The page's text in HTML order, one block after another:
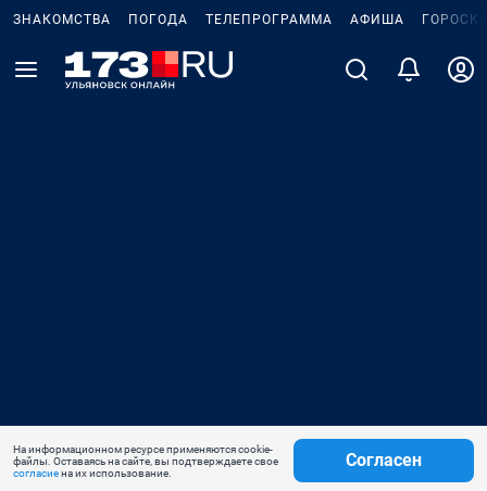
ЗНАКОМСТВА ПОГОДА ТЕЛЕПРОГРАММА АФИША
На информационном ресурсе применяются cookie-
файлы. Оставаясь на сайте, вы подтверждаете свое
согласиена их использование.
Согласен